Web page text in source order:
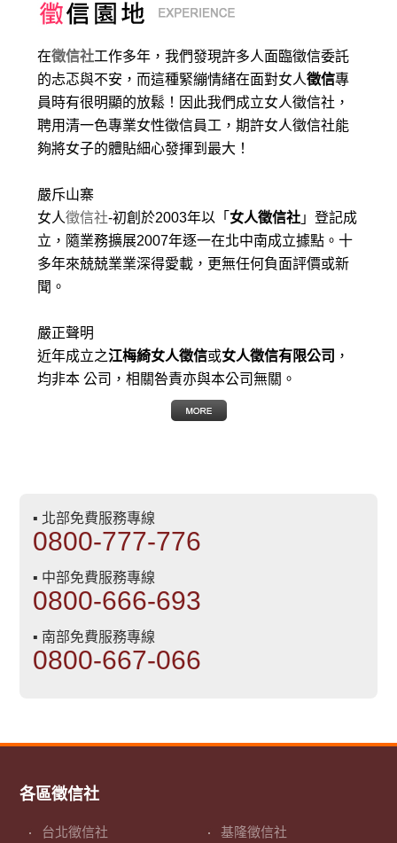
在徵信社工作多年，我們發現許多人面臨徵信委託
的忐忑與不安，而這種緊繃情緒在面對女人徵信專
員時有很明顯的放鬆！因此我們成立女人徵信社，
聘用清一色專業女性徵信員工，期許女人徵信社能
夠將女子的體貼細心發揮到最大 ！
嚴斥山寨
女人徵信社-初創於2003年以「 女人徵信社 」登記成
立，隨業務擴展2007年逐一在北中南成立據點。十
多年來兢兢業業深得愛載，更無任何負面評價或新
聞。
嚴正聲明
近年成立之江梅綺女人徵信或女人徵信有限公司 ，
均非本 公司，相關咎責亦與本公司無關。
▪ 北部免費服務專線
0800-777-776
▪ 中部免費服務專線
0800-666-693
▪ 南部免費服務專線
0800-667-066
各區徵信社
台北徵信社 基隆徵信社